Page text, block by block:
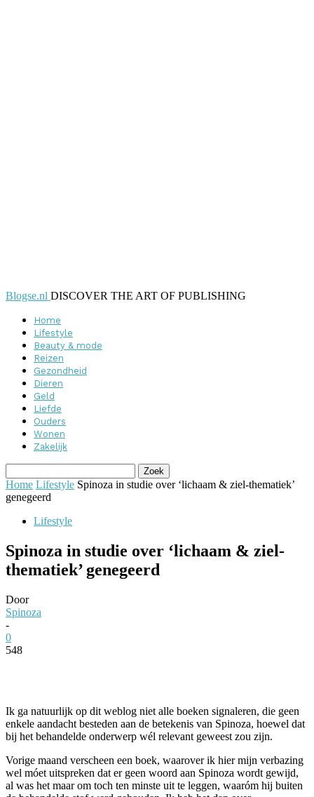
Blogse.nl DISCOVER THE ART OF PUBLISHING
Home
Lifestyle
Beauty & mode
Reizen
Gezondheid
Dieren
Geld
Liefde
Ouders
Wonen
Zakelijk
Home Lifestyle Spinoza in studie over ‘lichaam & ziel-thematiek’
genegeerd
Lifestyle
Spinoza in studie over ‘lichaam & ziel-
thematiek’ genegeerd
Door
Spinoza
-
0
548
Ik ga natuurlijk op dit weblog niet alle boeken signaleren, die geen
enkele aandacht besteden aan de betekenis van Spinoza, hoewel dat
bij het behandelde onderwerp wél relevant geweest zou zijn.
Vorige maand verscheen een boek, waarover ik hier mijn verbazing
wel móet uitspreken dat er geen woord aan Spinoza wordt gewijd,
al was het maar om toch ten minste uit te leggen, waaróm hij buiten